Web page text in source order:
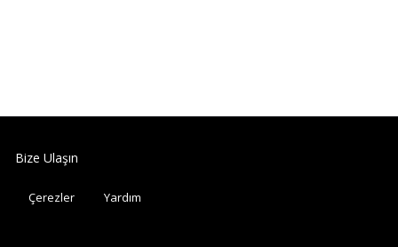
Bize Ulaşın
Çerezler Yardım